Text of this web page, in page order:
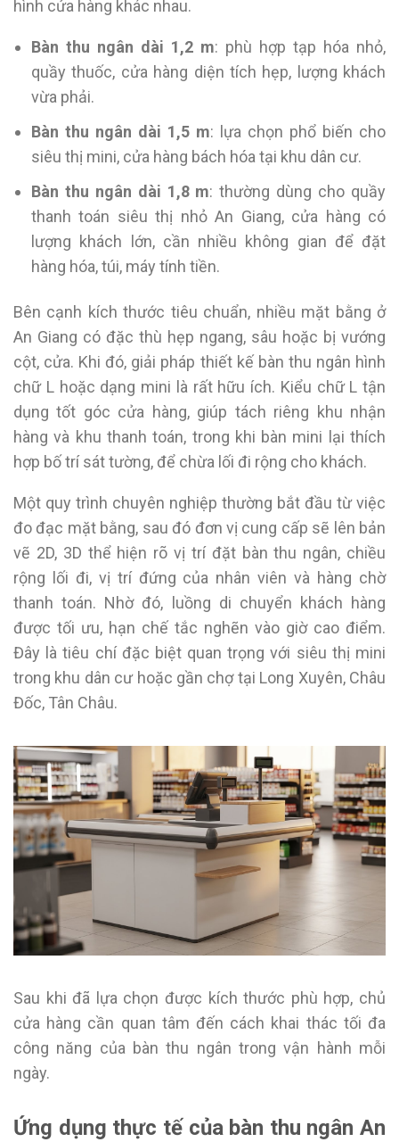
hình cửa hàng khác nhau.
Bàn thu ngân dài 1,2 m: phù hợp tạp hóa nhỏ,
quầy thuốc, cửa hàng diện tích hẹp, lượng khách
vừa phải.
Bàn thu ngân dài 1,5 m: lựa chọn phổ biến cho
siêu thị mini, cửa hàng bách hóa tại khu dân cư.
Bàn thu ngân dài 1,8 m: thường dùng cho quầy
thanh toán siêu thị nhỏ An Giang, cửa hàng có
lượng khách lớn, cần nhiều không gian để đặt
hàng hóa, túi, máy tính tiền.
Bên cạnh kích thước tiêu chuẩn, nhiều mặt bằng ở
An Giang có đặc thù hẹp ngang, sâu hoặc bị vướng
cột, cửa. Khi đó, giải pháp thiết kế bàn thu ngân hình
chữ L hoặc dạng mini là rất hữu ích. Kiểu chữ L tận
dụng tốt góc cửa hàng, giúp tách riêng khu nhận
hàng và khu thanh toán, trong khi bàn mini lại thích
hợp bố trí sát tường, để chừa lối đi rộng cho khách.
Một quy trình chuyên nghiệp thường bắt đầu từ việc
đo đạc mặt bằng, sau đó đơn vị cung cấp sẽ lên bản
vẽ 2D, 3D thể hiện rõ vị trí đặt bàn thu ngân, chiều
rộng lối đi, vị trí đứng của nhân viên và hàng chờ
thanh toán. Nhờ đó, luồng di chuyển khách hàng
được tối ưu, hạn chế tắc nghẽn vào giờ cao điểm.
Đây là tiêu chí đặc biệt quan trọng với siêu thị mini
trong khu dân cư hoặc gần chợ tại Long Xuyên, Châu
Đốc, Tân Châu.
Sau khi đã lựa chọn được kích thước phù hợp, chủ
cửa hàng cần quan tâm đến cách khai thác tối đa
công năng của bàn thu ngân trong vận hành mỗi
ngày.
Ứng dụng thực tế của bàn thu ngân An